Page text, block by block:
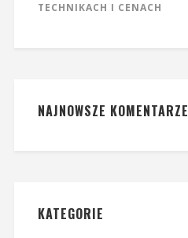
TECHNIKACH I CENACH
NAJNOWSZE KOMENTARZE
KATEGORIE